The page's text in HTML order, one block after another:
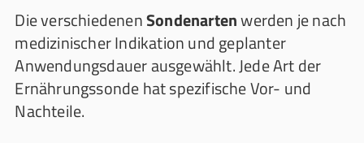
Die verschiedenenSondenartenwerden je nach
medizinischer Indikation und geplanter
Anwendungsdauer ausgewählt. Jede Art der
Ernährungssonde hat spezifische Vor- und
Nachteile.